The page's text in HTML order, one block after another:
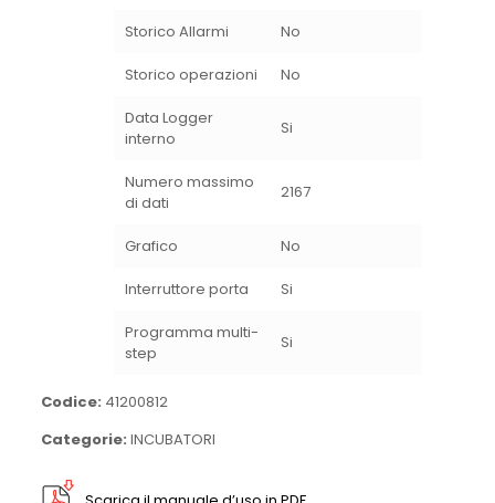
Storico Allarmi No
Storico operazioni No
Data Logger
interno
Si
Numero massimo
di dati
2167
Grafico No
Interruttore porta Si
Programma multi-
step
Si
Codice: 41200812
Categorie: INCUBATORI